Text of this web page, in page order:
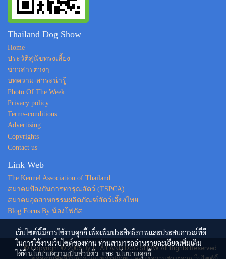
Thailand Dog Show
Home
ประวัติสุนัขทรงเลี้ยง
ข่าวสารต่างๆ
บทความ-สาระน่ารู้
Photo Of The Week
Privacy policy
Terms-conditions
Advertising
Copyrights
Contact us
Link Web
The Kennel Association of Thailand
สมาคมป้องกันการทารุณสัตว์ (TSPCA)
สมาคมอุตสาหกรรมผลิตภัณฑ์สัตว์เลี้ยงไทย
Blog Focus By น้องโฟกัส
© Copyright © 2005 By THAILAND DOG SHOW All Rights Reserved.
เว็บไซต์นี้มีการใช้งานคุกกี้ เพื่อเพิ่มประสิทธิภาพและประสบการณ์ที่ดี
ในการใช้งานเว็บไซต์ของท่าน ท่านสามารถอ่านรายละเอียดเพิ่มเติม
ได้ที่นโยบายความเป็นส่วนตัวและนโยบายคุกกี้